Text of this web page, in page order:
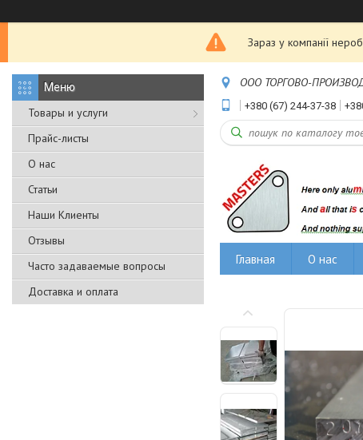
Зараз у компанії
Товары и услуги
Прайс-листы
О нас
Статьи
Наши Клиенты
Отзывы
Часто задаваемые вопросы
Доставка и оплата
ООО ТОРГОВО-
+380 (67) 244-37-38
Главная О нас